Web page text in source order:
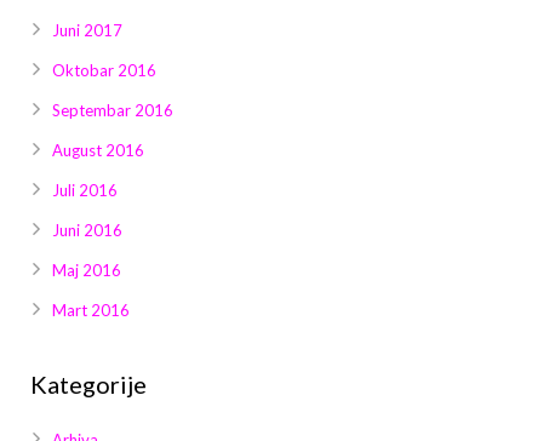
Juni 2017
Oktobar 2016
Septembar 2016
August 2016
Juli 2016
Juni 2016
Maj 2016
Mart 2016
Kategorije